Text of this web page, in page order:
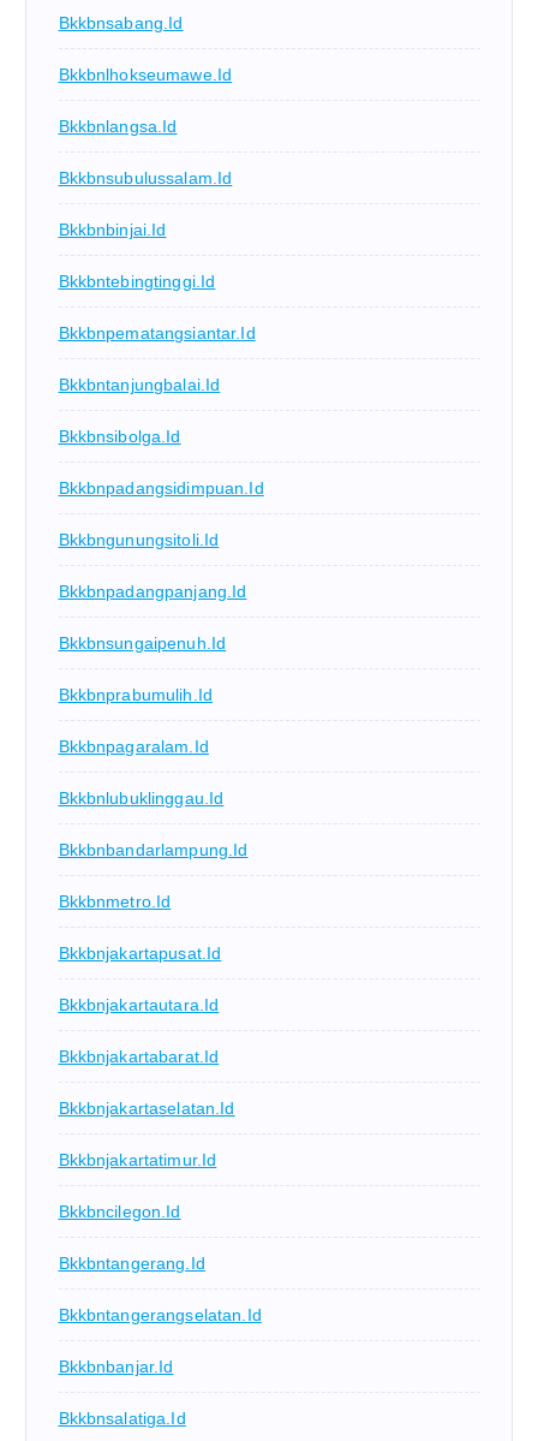
Bkkbnsabang.id
Bkkbnlhokseumawe.id
Bkkbnlangsa.id
Bkkbnsubulussalam.id
Bkkbnbinjai.id
Bkkbntebingtinggi.id
Bkkbnpematangsiantar.id
Bkkbntanjungbalai.id
Bkkbnsibolga.id
Bkkbnpadangsidimpuan.id
Bkkbngunungsitoli.id
Bkkbnpadangpanjang.id
Bkkbnsungaipenuh.id
Bkkbnprabumulih.id
Bkkbnpagaralam.id
Bkkbnlubuklinggau.id
Bkkbnbandarlampung.id
Bkkbnmetro.id
Bkkbnjakartapusat.id
Bkkbnjakartautara.id
Bkkbnjakartabarat.id
Bkkbnjakartaselatan.id
Bkkbnjakartatimur.id
Bkkbncilegon.id
Bkkbntangerang.id
Bkkbntangerangselatan.id
Bkkbnbanjar.id
Bkkbnsalatiga.id